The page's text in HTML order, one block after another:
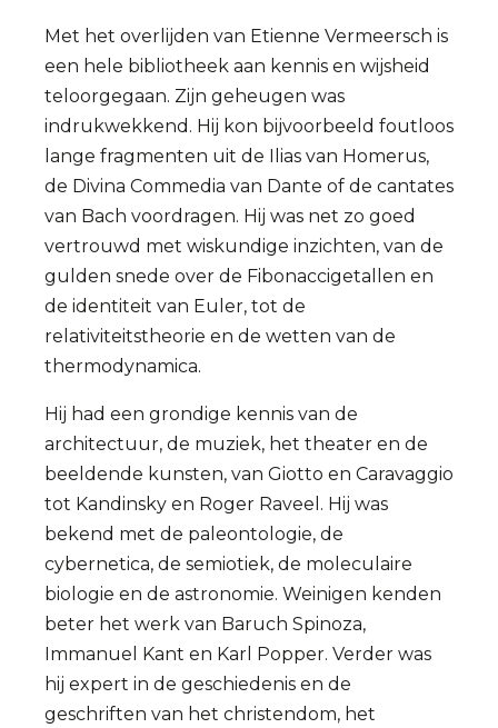
Met het overlijden van Etienne Vermeersch is
een hele bibliotheek aan kennis en wijsheid
teloorgegaan. Zijn geheugen was
indrukwekkend. Hij kon bijvoorbeeld foutloos
lange fragmenten uit de Ilias van Homerus,
de Divina Commedia van Dante of de cantates
van Bach voordragen. Hij was net zo goed
vertrouwd met wiskundige inzichten, van de
gulden snede over de Fibonaccigetallen en
de identiteit van Euler, tot de
relativiteitstheorie en de wetten van de
thermodynamica.
Hij had een grondige kennis van de
architectuur, de muziek, het theater en de
beeldende kunsten, van Giotto en Caravaggio
tot Kandinsky en Roger Raveel. Hij was
bekend met de paleontologie, de
cybernetica, de semiotiek, de moleculaire
biologie en de astronomie. Weinigen kenden
beter het werk van Baruch Spinoza,
Immanuel Kant en Karl Popper. Verder was
hij expert in de geschiedenis en de
geschriften van het christendom, het